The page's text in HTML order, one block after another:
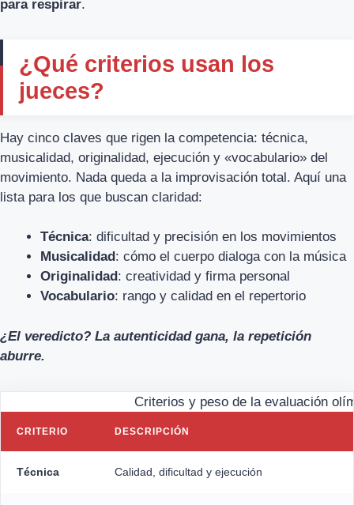
para respirar.
¿Qué criterios usan los
jueces?
Hay cinco claves que rigen la competencia: técnica,
musicalidad, originalidad, ejecución y «vocabulario» del
movimiento. Nada queda a la improvisación total. Aquí una
lista para los que buscan claridad:
Técnica: dificultad y precisión en los movimientos
Musicalidad: cómo el cuerpo dialoga con la música
Originalidad: creatividad y firma personal
Vocabulario: rango y calidad en el repertorio
¿El veredicto? La autenticidad gana, la repetición
aburre.
Criterios y peso de la evaluación
CRITERIO DESCRIPCIÓN
Técnica Calidad, dificultad y ejecución